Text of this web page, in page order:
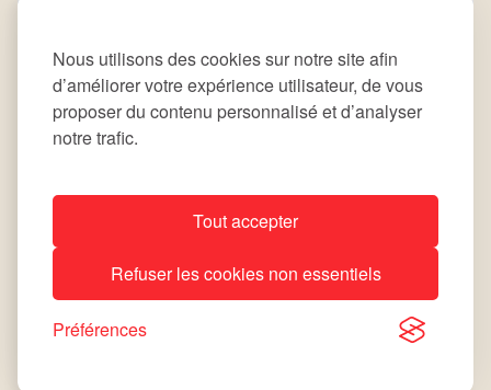
Nous utilisons des cookies sur notre site afin
d’améliorer votre expérience utilisateur, de vous
proposer du contenu personnalisé et d’analyser
notre trafic.
Tout accepter
Refuser les cookies non essentiels
Préférences
All rights reserved © 2026 Commune de Leudelange